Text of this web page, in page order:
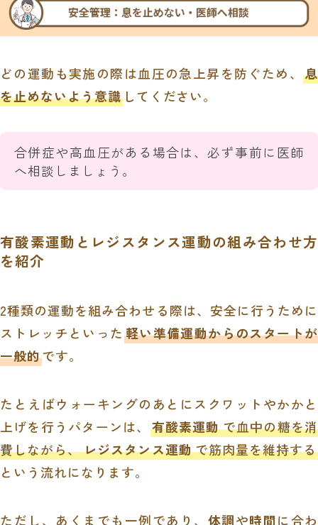
どの運動も実施の際は血圧の急上昇を防ぐため、息
を止めないよう意識してください。
合併症や高血圧がある場合は、必ず事前に医師
へ相談しましょう。
有酸素運動とレジスタンス運動の組み合わせ方
を紹介
2種類の運動を組み合わせる際は、安全に行うために
ストレッチといった 軽い準備運動からのスタートが
一般的です。
たとえばウォーキングのあとにスクワットやかかと
上げを行うパターンは、 有酸素運動で血中の糖を消
費しながら、レジスタンス運動で筋肉量を維持する
という流れになります。
ただし、あくまでも一例であり、 体調や時間に合わ